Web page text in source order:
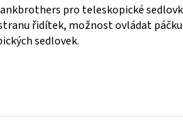
pro teleskopické
řidítek, možnost ovládat
sedlovek.